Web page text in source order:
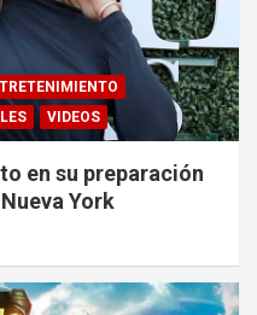
VIDEOS
en su preparación
York